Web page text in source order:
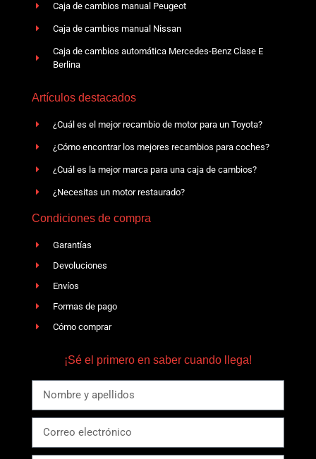
Caja de cambios manual Peugeot
Caja de cambios manual Nissan
Caja de cambios automática Mercedes-Benz Clase E
Berlina
Artículos destacados
¿Cuál es el mejor recambio de motor para un Toyota?
¿Cómo encontrar los mejores recambios para coches?
¿Cuál es la mejor marca para una caja de cambios?
¿Necesitas un motor restaurado?
Condiciones de compra
Garantías
Devoluciones
Envíos
Formas de pago
Cómo comprar
¡Sé el primero en saber cuando llega!